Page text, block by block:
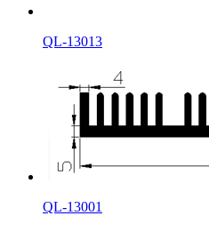
QL-13013
QL-13001